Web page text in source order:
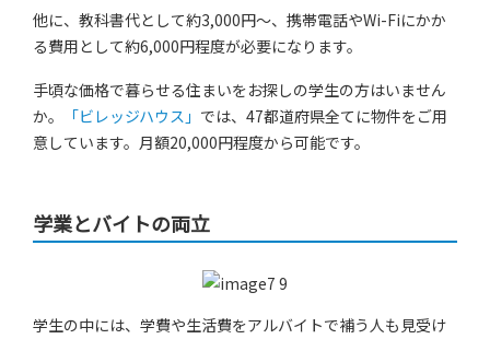
他に、教科書代として約3,000円～、携帯電話やWi-Fiにかか
る費用として約6,000円程度が必要になります。
手頃な価格で暮らせる住まいをお探しの学生の方はいません
か。
「ビレッジハウス」 では、47都道府県全てに物件をご用
意しています。月額20,000円程度から可能です。
学業とバイトの両立
学生の中には、学費や生活費をアルバイトで補う人も見受け